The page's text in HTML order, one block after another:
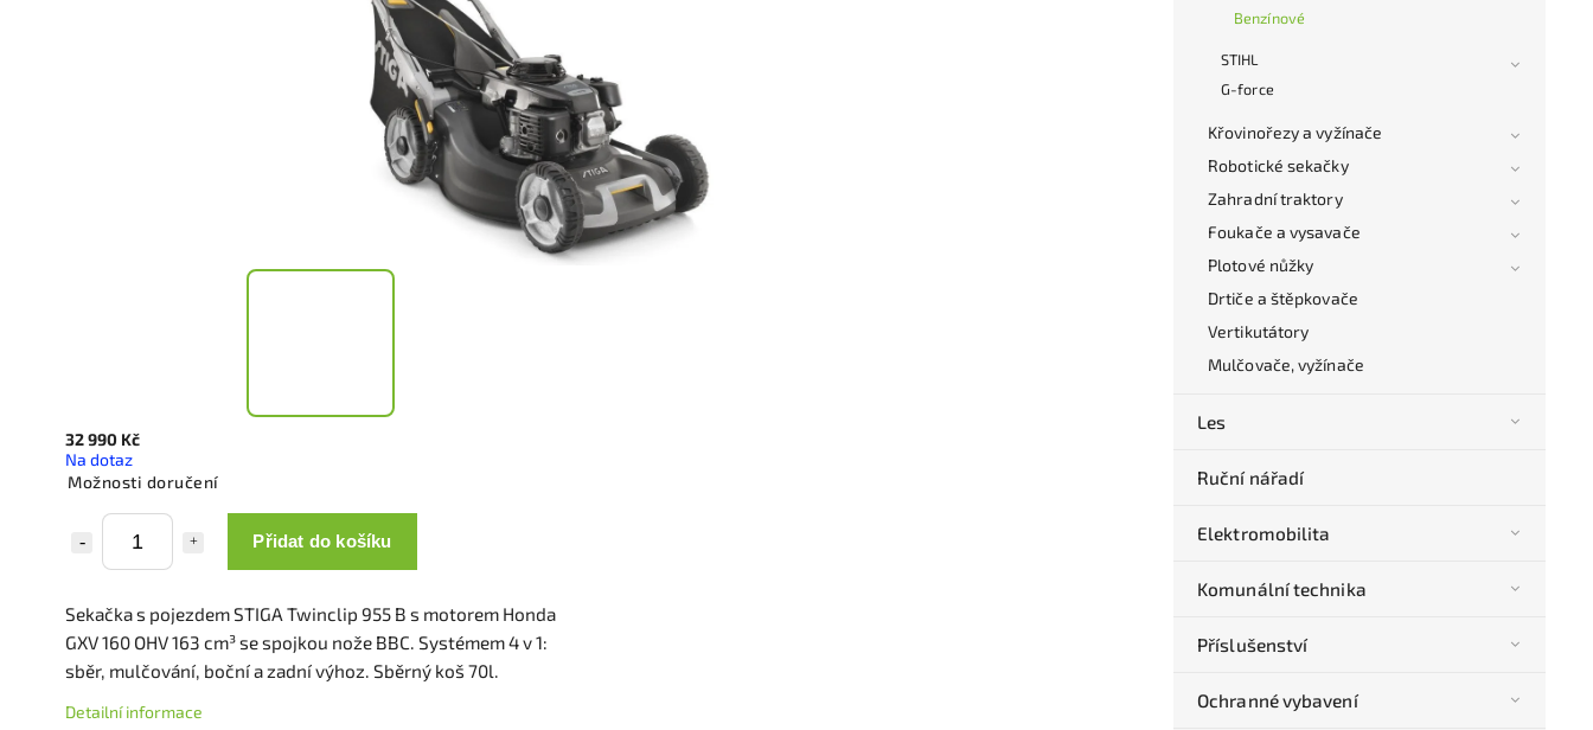
Benzínové
STIHL
G-force
Křovinořezy a vyžínače
Robotické sekačky
Zahradní traktory
Foukače a vysavače
Plotové nůžky
Drtiče a štěpkovače
Vertikutátory
Mulčovače, vyžínače
Les
Ruční nářadí
Elektromobilita
Komunální technika
Příslušenství
Ochranné vybavení
32 990 Kč
Na dotaz
Možnosti doručení
Přidat do košíku
Sekačka s pojezdem STIGA Twinclip 955 B s motorem Honda
GXV 160 OHV 163 cm³ se spojkou nože BBC. Systémem 4 v 1:
sběr, mulčování, boční a zadní výhoz. Sběrný koš 70l.
Detailní informace